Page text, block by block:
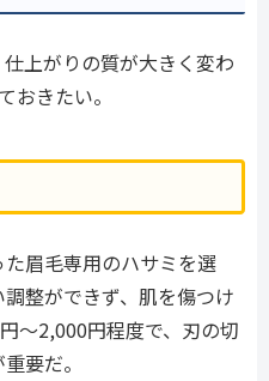
上がりの質が大きく変わ
おきたい。
眉毛専用のハサミを選
整ができず、肌を傷つけ
〜2,000円程度で、刃の切
要だ。